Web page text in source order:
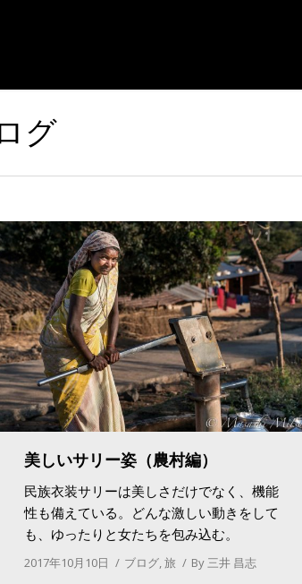
グ
美しいサリー姿（農村編）
民族衣装サリーは美しさだけでなく、機能
性も備えている。どんな激しい動きをして
も、ゆったりと女たちを包み込む。
2017年10月10日 ブログ,旅 By 三井 昌志